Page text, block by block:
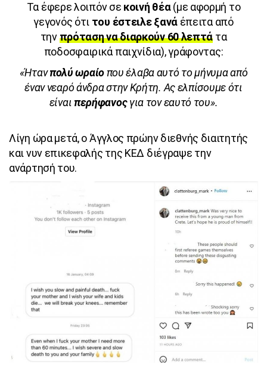
Τα έφερε λοιπόν σε κοινή θέα(με αφορμή το
γεγονός ότι του έστειλε ξανάέπειτα από
τηνπρόταση να διαρκούν 60 λεπτά τα
ποδοσφαιρικά παιχνίδια), γράφοντας:
«Ήτανπολύ ωραίοπου έλαβα αυτό το μήνυμα από
έναν νεαρό άνδρα στην Κρήτη. Ας ελπίσουμε ότι
είναι περήφανοςγια τον εαυτό του».
Λίγη ώρα μετά, ο Άγγλος πρώην διεθνής διαιτητής
και νυν επικεφαλής της ΚΕΔ διέγραψε την
ανάρτησή του.